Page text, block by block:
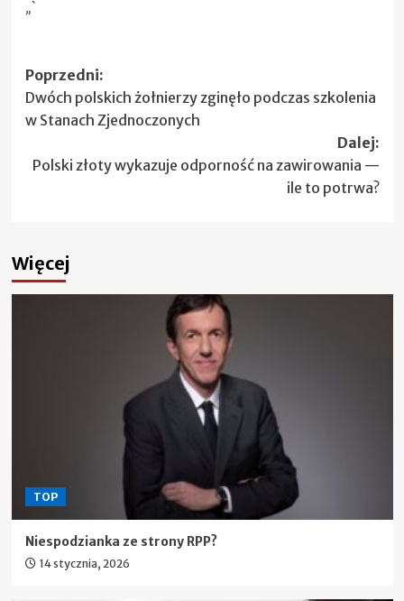
„`
Zobacz
wpisy
Poprzedni:
Dwóch polskich żołnierzy zginęło podczas szkolenia
w Stanach Zjednoczonych
Dalej:
Polski złoty wykazuje odporność na zawirowania —
ile to potrwa?
Więcej
TOP
Niespodzianka ze strony RPP?
14 stycznia, 2026